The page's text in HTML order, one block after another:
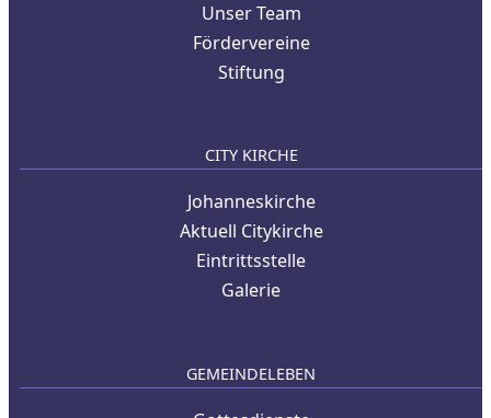
Unser Team
Fördervereine
Stiftung
CITY KIRCHE
Johanneskirche
Aktuell Citykirche
Eintrittsstelle
Galerie
GEMEINDELEBEN